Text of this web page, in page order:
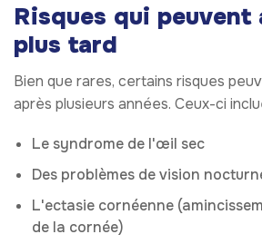
Risques qui peuvent
plus tard
Bien que rares, certains risques
après plusieurs années. Ceux-ci
Le syndrome de l'œil sec
Des problèmes de vision
L'ectasie cornéenne
de la cornée)